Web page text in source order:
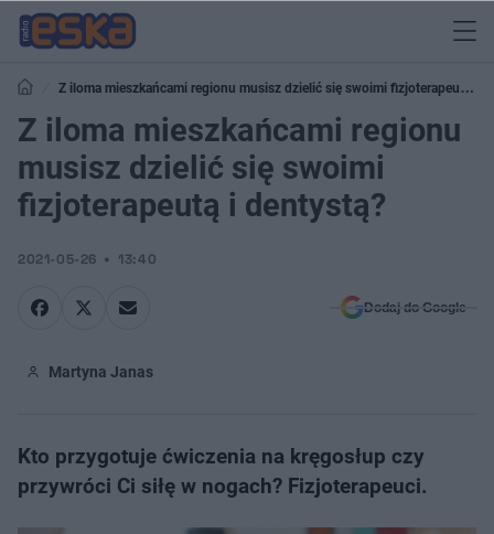
Z iloma mieszkańcami regionu musisz dzielić się swoimi fizjoterapeutą i
dentystą?
Z iloma mieszkańcami regionu
musisz dzielić się swoimi
fizjoterapeutą i dentystą?
2021-05-26 13:40
Dodaj do Google
Martyna Janas
Kto przygotuje ćwiczenia na kręgosłup czy
przywróci Ci siłę w nogach? Fizjoterapeuci.